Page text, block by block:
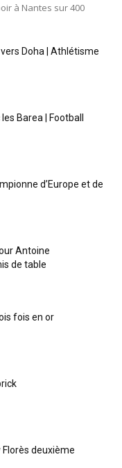
à Nantes sur 400
Doha | Athlétisme
Barea | Football
d’Europe et de
Antoine
de table
fois en or
deuxième